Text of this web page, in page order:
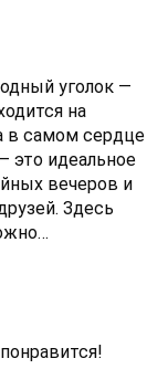
уголок —
на
в самом сердце
это идеальное
вечеров и
Здесь
или принять
в уютной
общаетесь
— отдых в